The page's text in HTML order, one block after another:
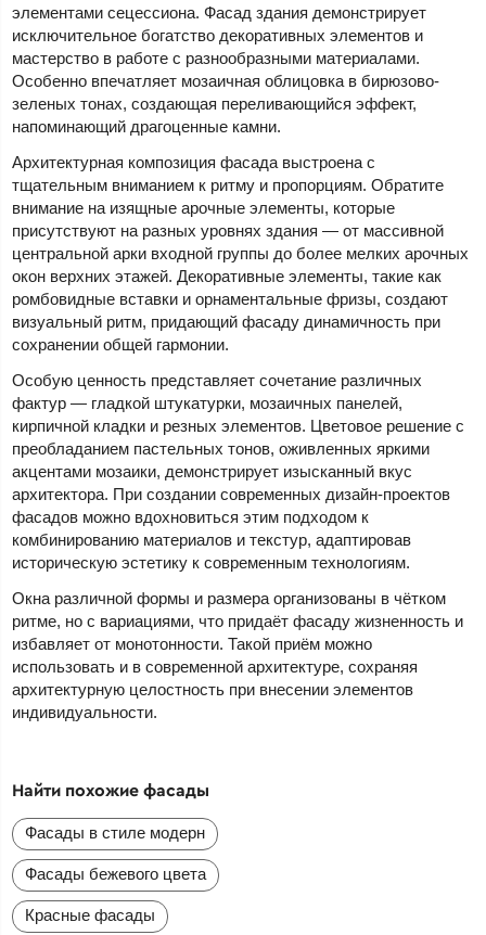
элементами сецессиона. Фасад здания демонстрирует
исключительное богатство декоративных элементов и
мастерство в работе с разнообразными материалами.
Особенно впечатляет мозаичная облицовка в бирюзово-
зеленых тонах, создающая переливающийся эффект,
напоминающий драгоценные камни.
Архитектурная композиция фасада выстроена с
тщательным вниманием к ритму и пропорциям. Обратите
внимание на изящные арочные элементы, которые
присутствуют на разных уровнях здания — от массивной
центральной арки входной группы до более мелких арочных
окон верхних этажей. Декоративные элементы, такие как
ромбовидные вставки и орнаментальные фризы, создают
визуальный ритм, придающий фасаду динамичность при
сохранении общей гармонии.
Особую ценность представляет сочетание различных
фактур — гладкой штукатурки, мозаичных панелей,
кирпичной кладки и резных элементов. Цветовое решение с
преобладанием пастельных тонов, оживленных яркими
акцентами мозаики, демонстрирует изысканный вкус
архитектора. При создании современных дизайн-проектов
фасадов можно вдохновиться этим подходом к
комбинированию материалов и текстур, адаптировав
историческую эстетику к современным технологиям.
Окна различной формы и размера организованы в чётком
ритме, но с вариациями, что придаёт фасаду жизненность и
избавляет от монотонности. Такой приём можно
использовать и в современной архитектуре, сохраняя
архитектурную целостность при внесении элементов
индивидуальности.
Найти похожие фасады
Фасады в стиле модерн
Фасады бежевого цвета
Красные фасады